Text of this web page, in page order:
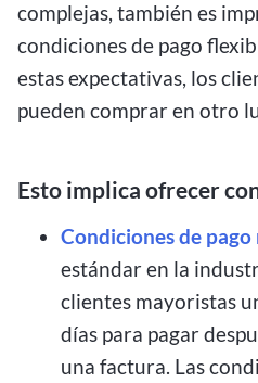
complejas, también es
condiciones de pago
estas expectativas, los
pueden comprar en otro
Esto implica ofrecer
Condiciones de pago
estándar en la
clientes mayoristas
días para pagar
una factura. Las